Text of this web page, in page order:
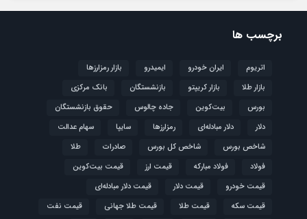
برچسب ها
اتریوم ایران خودرو ایمیدرو
بازار رمزارزها
بازار طلا
بازار کریپتو بازنشستگان
بانک مرکزی
بورس
بیت‌کوین جاده چالوس
حقوق بازنشستگان
دلار
دلار مبادله‌ای رمزارزها سایپا
سهام عدالت
شاخص بورس
شاخص کل بورس صادرات
طلا
فولاد
فولاد مبارکه قیمت ارز
قیمت بیت‌کوین
قیمت خودرو
قیمت دلار
قیمت دلار مبادله‌ای
قیمت سکه
قیمت طلا قیمت طلا جهانی
قیمت نفت